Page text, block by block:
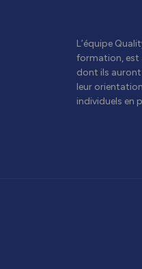
L’équipe
formation, est
dont ils
leur
individuels en